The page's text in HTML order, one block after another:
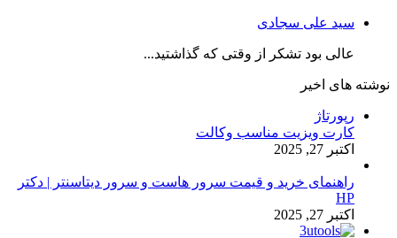
سید علی سجادی
عالی بود تشکر از وقتی که گذاشتید...
نوشته های اخیر
رپورتاژ
کارت ویزیت مناسب وکالت
اکتبر 27, 2025
راهنمای خرید و قیمت سرور هاست و سرور دیتاسنتر | دکتر
HP
اکتبر 27, 2025